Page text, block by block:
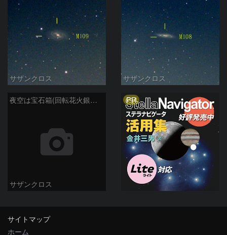
サザンクロス サザンクロス
夜空は宝石箱(回転花火銀河 M101) Seestar50
サザンクロス
PR
サイトマップ
ホーム